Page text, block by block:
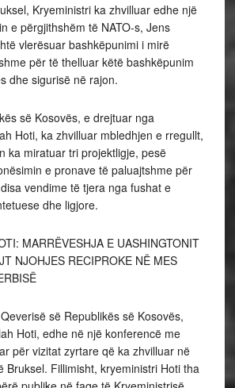
Kryeministri ka zhvilluar edhe një
e përgjithshëm të NATO-s, Jens
vlerësuar bashkëpunimi i mirë
për të thelluar këtë bashkëpunim
dhe sigurisë në rajon.
së Kosovës, e drejtuar nga
Hoti, ka zhvilluar mbledhjen e rregullt,
ka miratuar tri projektligje, pesë
e pronave të paluajtshme për
vendime të tjera nga fushat e
dhe ligjore.
MARRËVESHJA E UASHINGTONIT
NJOHJES RECIPROKE NË MES
së Republikës së Kosovës,
Hoti, edhe në një konferencë me
për vizitat zyrtare që ka zhvilluar në
Bruksel. Fillimisht, kryeministri Hoti tha